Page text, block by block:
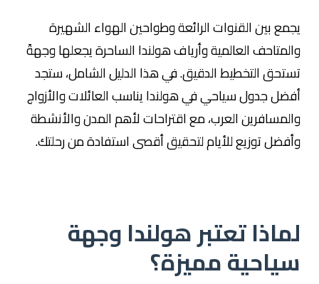
يجمع بين القنوات الرائعة وطواحين الهواء الشهيرة
والمتاحف العالمية وأرياف هولندا الساحرة يجعلها وجهةً
تستحق التخطيط الدقيق. في هذا الدليل الشامل، ستجد
أفضل جدول سياحي في هولندا يناسب العائلات والأزواج
والمسافرين العرب، مع اقتراحات لأهم المدن والأنشطة
وأفضل توزيع للأيام لتحقيق أقصى استفادة من رحلتك.
لماذا تعتبر هولندا وجهة
سياحية مميزة؟